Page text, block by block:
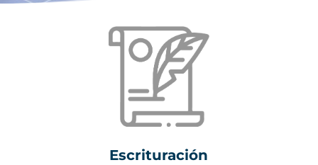
Escrituración